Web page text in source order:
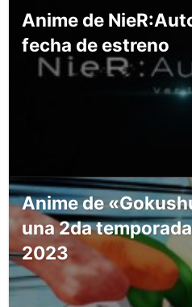
Anime de
fecha de estreno
Anime de
una 2da
2023